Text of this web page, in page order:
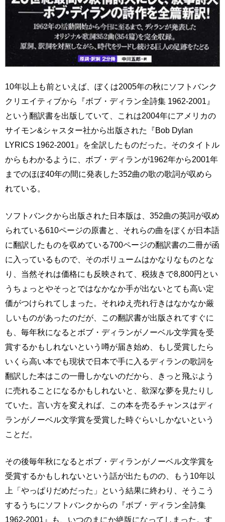
10年以上も前といえば、ぼくは2005年の秋にソフトバンク
クリエイティブから『ボブ・ディラン全詩集 1962-2001』
という翻訳書を出版していて、これは2004年にアメリカの
サイモン&シャスター社から出版された『Bob Dylan
LYRICS 1962-2001』を全訳したものだった。そのタイトル
からもわかるように、ボブ・ディランが1962年から2001年
までのほぼ40年の間に発表した352曲の歌の歌詞が収めら
れている。
ソフトバンクから出版された日本版は、352曲の英詞が収め
られている610ページの原書と、それらの曲をぼくが日本語
に翻訳したものを収めている700ページの翻訳書の二冊が函
に入っているもので、そのボリュームはかなりなものとな
り、当然それは価格にも反映されて、税抜きで8,800円とい
うちょっとやそっとではなかなか手が出ないとても高い定
価がつけられてしまった。それゆえ売れ行きはなかなか厳
しいものがあったのだが、この翻訳書が出版されてすぐに
も、毎年秋になるとボブ・ディランがノーベル文学賞を受
賞するかもしれないという噂が届き始め、もし受賞したら
いくら高い本でも現状で日本で手に入るディランの歌詞を
翻訳した本はこの一冊しかないのだから、きっと飛ぶよう
に売れることになるかもしれないと、欲深な夢を見たりし
ていた。言い方を変えれば、この本を売るチャンスはディ
ランがノーベル文学賞を受賞した時ぐらいしかないという
ことだ。
その後毎年秋になるとボブ・ディランがノーベル文学賞を
受賞するかもしれないという話が出たものの、もう10年以
上「やっぱりだめだった」という結果に終わり、そうこう
するうちにソフトバンクからの『ボブ・ディラン全詩集
1962-2001』も、いつのまにか絶版になってしまった。す